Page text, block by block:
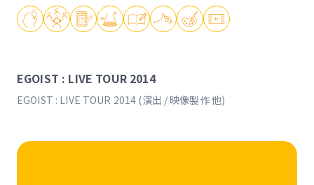
EGOIST : LIVE TOUR 2014
EGOIST : LIVE TOUR 2014 (演出 / 映像製作 他)